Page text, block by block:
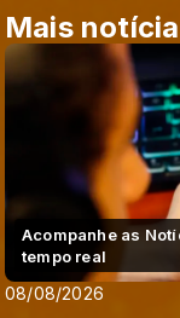
Mais
Acompanhe as
tempo real
08/08/2026